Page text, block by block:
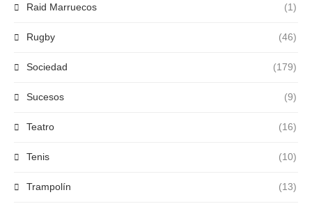
Raid Marruecos (1)
Rugby (46)
Sociedad (179)
Sucesos (9)
Teatro (16)
Tenis (10)
Trampolín (13)